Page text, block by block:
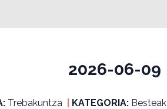
2026-06-09
Trebakuntza KATEGORIA: Besteak